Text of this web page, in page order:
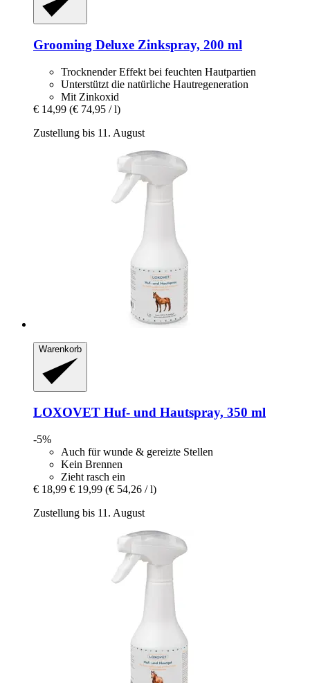
Grooming Deluxe Zinkspray, 200 ml
Trocknender Effekt bei feuchten Hautpartien
Unterstützt die natürliche Hautregeneration
Mit Zinkoxid
€ 14,99 (€ 74,95 / l)
Zustellung bis 11. August
Warenkorb
LOXOVET Huf-​ und Hautspray, 350 ml
-5%
Auch für wunde & gereizte Stellen
Kein Brennen
Zieht rasch ein
€ 18,99 € 19,99 (€ 54,26 / l)
Zustellung bis 11. August